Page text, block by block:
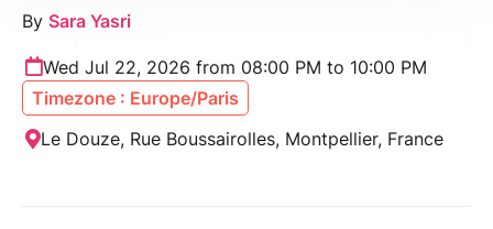
By Sara Yasri
Wed Jul 22, 2026 from 08:00 PM to 10:00 PM
Timezone : Europe/Paris
Le Douze, Rue Boussairolles, Montpellier, France